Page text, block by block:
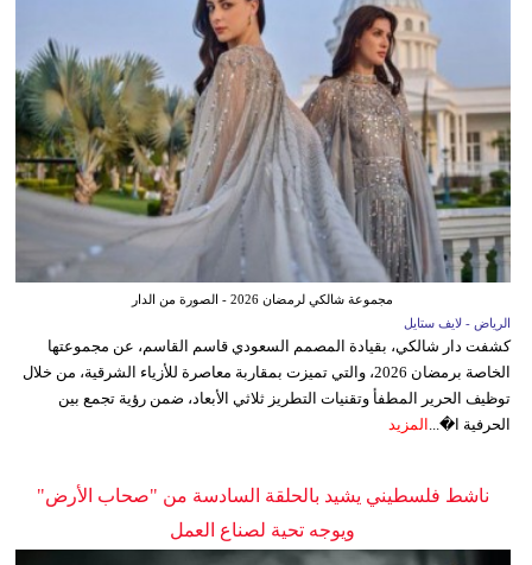
مجموعة شالكي لرمضان 2026 - الصورة من الدار
الرياض - لايف ستايل
كشفت دار شالكي، بقيادة المصمم السعودي قاسم القاسم، عن مجموعتها
الخاصة برمضان 2026، والتي تميزت بمقاربة معاصرة للأزياء الشرقية، من خلال
توظيف الحرير المطفأ وتقنيات التطريز ثلاثي الأبعاد، ضمن رؤية تجمع بين
الحرفية ا�... المزيد
ناشط فلسطيني يشيد بالحلقة السادسة من "صحاب الأرض"
ويوجه تحية لصناع العمل